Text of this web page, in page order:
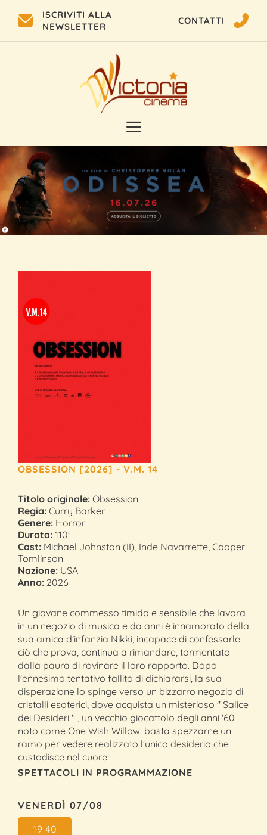
ISCRIVITI ALLA
NEWSLETTER
CONTATTI
OBSESSION [2026] - V.M. 14
Titolo originale: Obsession
Regia: Curry Barker
Genere: Horror
Durata: 110'
Cast: Michael Johnston (II), Inde Navarrette, Cooper
Tomlinson
Nazione: USA
Anno: 2026
Un giovane commesso timido e sensibile che lavora
in un negozio di musica e da anni è innamorato della
sua amica d'infanzia Nikki; incapace di confessarle
ciò che prova, continua a rimandare, tormentato
dalla paura di rovinare il loro rapporto. Dopo
l'ennesimo tentativo fallito di dichiararsi, la sua
disperazione lo spinge verso un bizzarro negozio di
cristalli esoterici, dove acquista un misterioso " Salice
dei Desideri " , un vecchio giocattolo degli anni '60
noto come One Wish Willow: basta spezzarne un
ramo per vedere realizzato l'unico desiderio che
custodisce nel cuore.
SPETTACOLI IN PROGRAMMAZIONE
VENERDÌ 07/08
19:40